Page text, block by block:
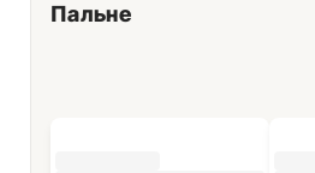
Пальне